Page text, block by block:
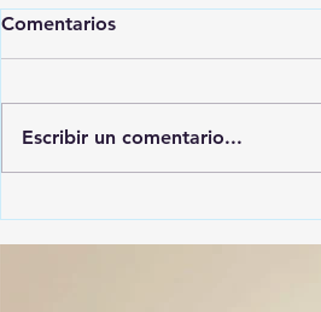
A PRESUNTO
Comentarios
Escribir un comentario...